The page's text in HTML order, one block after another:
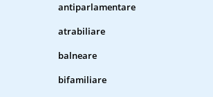
antiparlamentare
atrabiliare
balneare
bifamiliare